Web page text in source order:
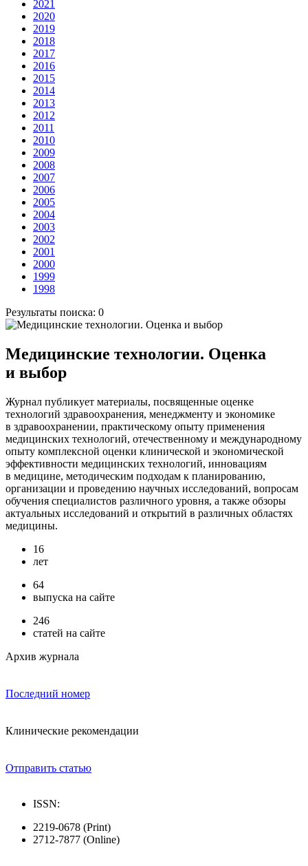
2021
2020
2019
2018
2017
2016
2015
2014
2013
2012
2011
2010
2009
2008
2007
2006
2005
2004
2003
2002
2001
2000
1999
1998
Результаты поиска: 0
Медицинские технологии. Оценка
и выбор
Журнал публикует материалы, посвященные оценке
технологий здравоохранения, менеджменту и экономике
в здравоохранении, практическому опыту применения
медицинских технологий, отечественному и международному
опыту комплексной оценки клинической и экономической
эффективности медицинских технологий, инновациям
в медицине, методическим подходам к планированию,
организации и проведению научных исследований, вопросам
обучения специалистов различного уровня, а также обзоры
актуальных исследований и открытий в различных областях
медицины.
16
лет
64
выпуска на сайте
246
статей на сайте
Архив журнала
Последний номер
Клинические рекомендации
Отправить статью
ISSN:
2219-0678 (Print)
2712-7877 (Online)